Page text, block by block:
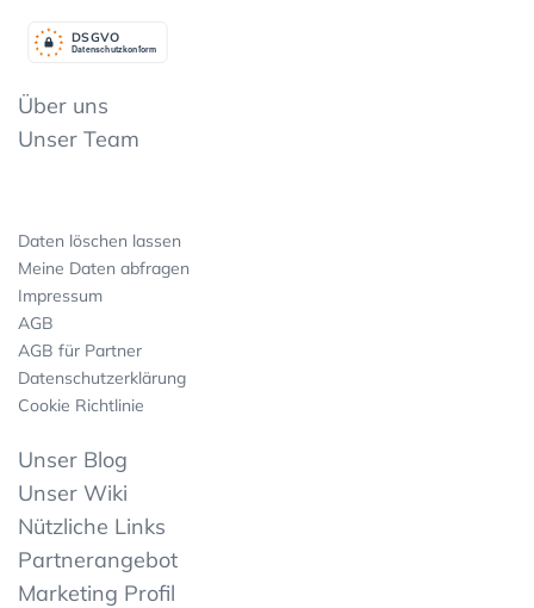
Datenschutzkonform
DSGVO
Über uns
Unser Team
Daten löschen lassen
Meine Daten abfragen
Impressum
AGB
AGB für Partner
Datenschutzerklärung
Cookie Richtlinie
Unser Blog
Unser Wiki
Nützliche Links
Partnerangebot
Marketing Profil